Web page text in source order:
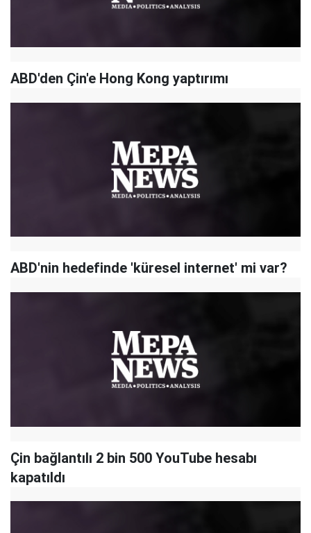
ABD'den Çin'e Hong Kong yaptırımı
ABD'nin hedefinde 'küresel internet' mi var?
Çin bağlantılı 2 bin 500 YouTube hesabı
kapatıldı